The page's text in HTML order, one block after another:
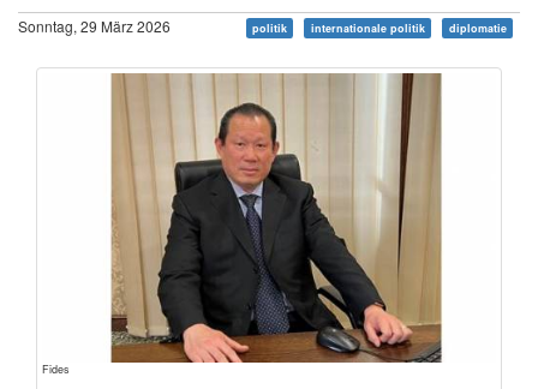
Sonntag, 29 März 2026 politik internationale politik diplomatie
Fides